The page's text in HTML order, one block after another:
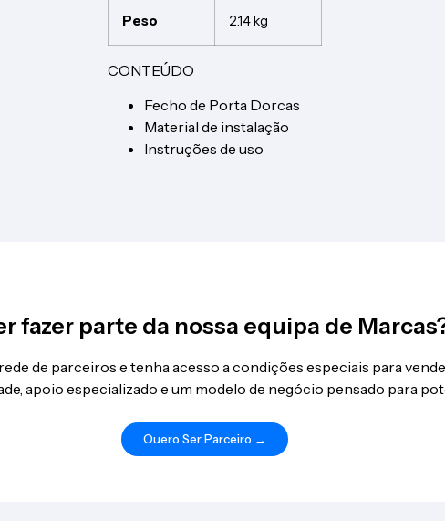
Peso 2.14 kg
CONTEÚDO
Fecho de Porta Dorcas
Material de instalação
Instruções de uso
fazer parte da nossa equipa de
de parceiros e tenha acesso a condições especiais para
apoio especializado e um modelo de negócio pensado para
Quero Ser Parceiro →